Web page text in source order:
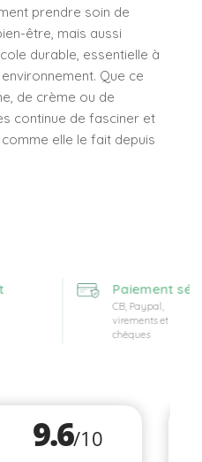
prendre soin de
être, mais aussi
durable, essentielle à
Que ce
de crème ou de
continue de fasciner et
elle le fait depuis
Paiement
CB, Paypal,
virements et
chèques